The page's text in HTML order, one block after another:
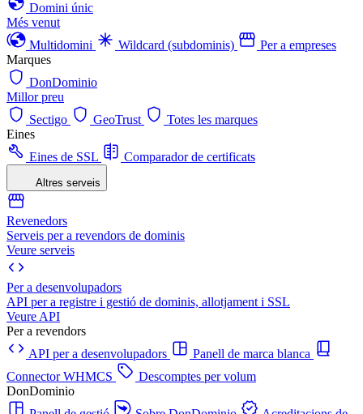
Domini únic
Més venut
Multidomini
Wildcard (subdominis)
Per a empreses
Marques
DonDominio
Millor preu
Sectigo
GeoTrust
Totes les marques
Eines
Eines de SSL
Comparador de certificats
Altres serveis
Revenedors
Serveis per a revendors de dominis
Veure serveis
Per a desenvolupadors
API per a registre i gestió de dominis, allotjament i SSL
Veure API
Per a revendors
API per a desenvolupadors
Panell de marca blanca
Connector WHMCS
Descomptes per volum
DonDominio